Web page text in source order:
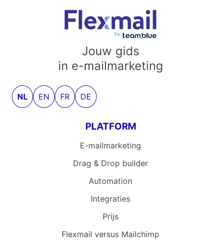
Jouw gids
in e-mailmarketing
NL EN FR DE
PLATFORM
E-mailmarketing
Drag & Drop builder
Automation
Integraties
Prijs
Flexmail versus Mailchimp